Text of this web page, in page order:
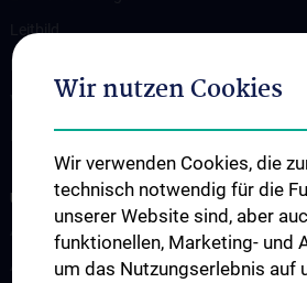
Leitbild
Wie Sie uns finden
Events
UNSERE ABTEILUNGEN
Abteilung für Zell- und Entwicklungsbiologie
Wir nutzen Cookies
Wir verwenden Cookies, die
technisch notwendig für die
unserer Website sind, aber
funktionellen, Marketing- und
um das Nutzungserlebnis auf